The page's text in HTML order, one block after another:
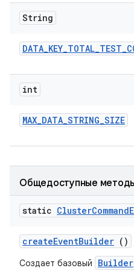
String
DATA_KEY_TOTAL_TEST_
int
MAX_DATA_STRING_SIZE
Общедоступные
static ClusterCommand
createEventBuilder ()
Создает базовый Builder